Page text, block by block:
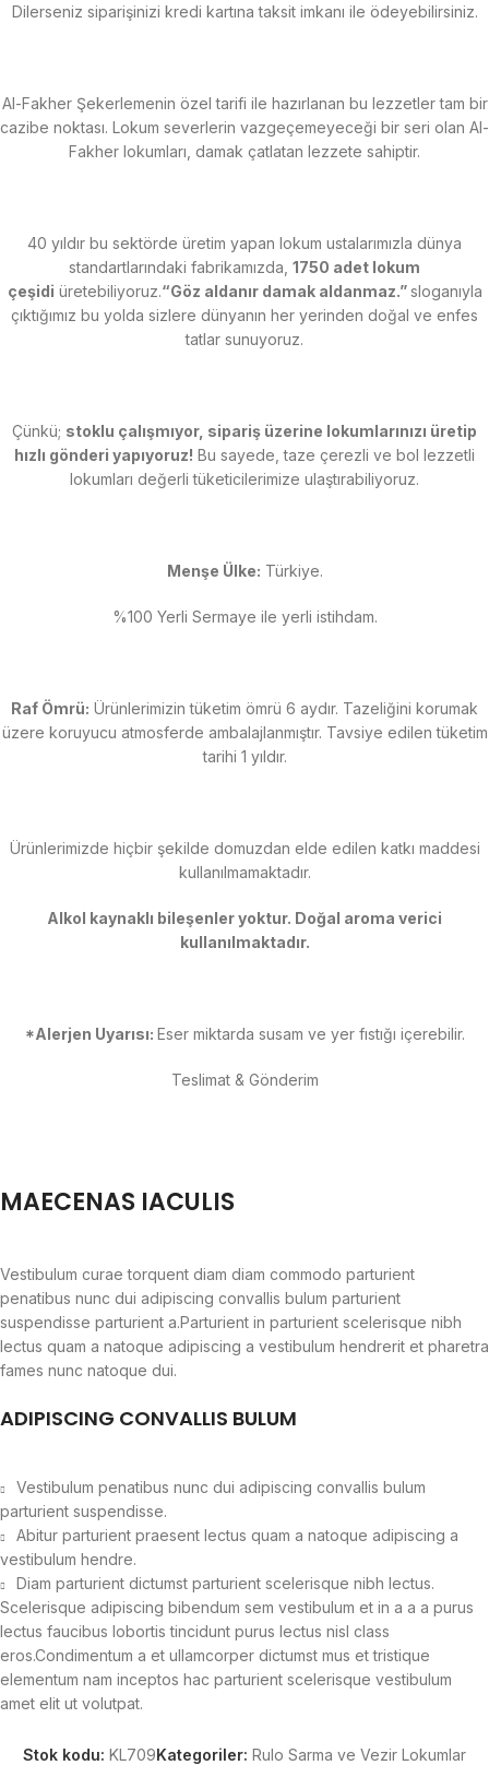
Dilerseniz siparişinizi kredi kartına taksit imkanı ile ödeyebilirsiniz.
Al-Fakher Şekerlemenin özel tarifi ile hazırlanan bu lezzetler tam bir
cazibe noktası. Lokum severlerin vazgeçemeyeceği bir seri olan Al-
Fakher lokumları, damak çatlatan lezzete sahiptir.
40 yıldır bu sektörde üretim yapan lokum ustalarımızla dünya
standartlarındaki fabrikamızda, 1750 adet lokum
çeşidi üretebiliyoruz.“Göz aldanır damak aldanmaz.”sloganıyla
çıktığımız bu yolda sizlere dünyanın her yerinden doğal ve enfes
tatlar sunuyoruz.
Çünkü; stoklu çalışmıyor, sipariş üzerine lokumlarınızı üretip
hızlı gönderi yapıyoruz! Bu sayede, taze çerezli ve bol lezzetli
lokumları değerli tüketicilerimize ulaştırabiliyoruz.
Menşe Ülke: Türkiye.
%100 Yerli Sermaye ile yerli istihdam.
Raf Ömrü: Ürünlerimizin tüketim ömrü 6 aydır. Tazeliğini korumak
üzere koruyucu atmosferde ambalajlanmıştır. Tavsiye edilen tüketim
tarihi 1 yıldır.
Ürünlerimizde hiçbir şekilde domuzdan elde edilen katkı maddesi
kullanılmamaktadır.
Alkol kaynaklı bileşenler yoktur. Doğal aroma verici
kullanılmaktadır.
*Alerjen Uyarısı: Eser miktarda susam ve yer fıstığı içerebilir.
Teslimat & Gönderim
MAECENAS IACULIS
Vestibulum curae torquent diam diam commodo parturient
penatibus nunc dui adipiscing convallis bulum parturient
suspendisse parturient a.Parturient in parturient scelerisque nibh
lectus quam a natoque adipiscing a vestibulum hendrerit et pharetra
fames nunc natoque dui.
ADIPISCING CONVALLIS BULUM
Vestibulum penatibus nunc dui adipiscing convallis bulum
parturient suspendisse.
Abitur parturient praesent lectus quam a natoque adipiscing a
vestibulum hendre.
Diam parturient dictumst parturient scelerisque nibh lectus.
Scelerisque adipiscing bibendum sem vestibulum et in a a a purus
lectus faucibus lobortis tincidunt purus lectus nisl class
eros.Condimentum a et ullamcorper dictumst mus et tristique
elementum nam inceptos hac parturient scelerisque vestibulum
amet elit ut volutpat.
Stok kodu: KL709Kategoriler: Rulo Sarma ve Vezir Lokumlar